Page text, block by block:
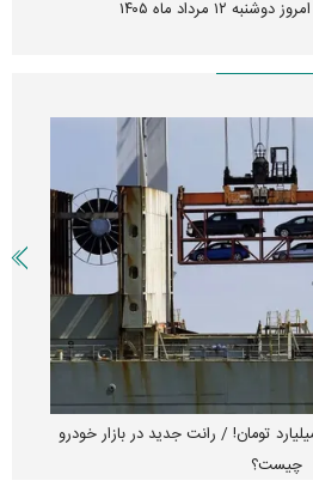
۱۲ مرداد ماه ۱۴۰۵
واردات خودرو ۳ میلیارد تومان! / رانت جدید در بازار خودرو
چیست؟